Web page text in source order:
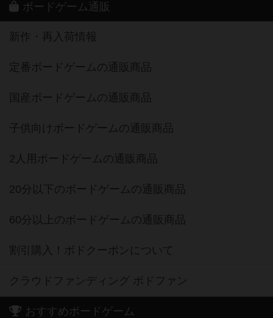
ボードゲーム通販
新作・再入荷情報
定番ボードゲームの通販商品
国産ボードゲームの通販商品
子供向けボードゲームの通販商品
2人用ボードゲームの通販商品
20分以下のボードゲームの通販商品
60分以上のボードゲームの通販商品
割引購入！ボドクーポンについて
クラウドファンディング ボドファン
おすすめボードゲーム